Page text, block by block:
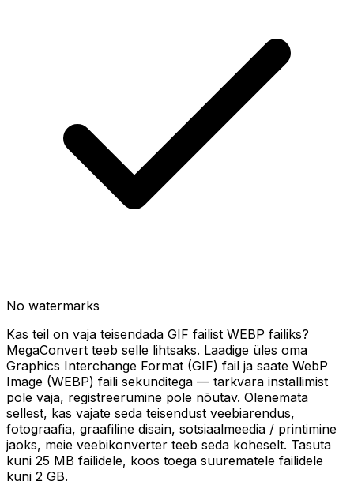
No watermarks
Kas teil on vaja teisendada GIF failist WEBP failiks?
MegaConvert teeb selle lihtsaks. Laadige üles oma
Graphics Interchange Format (GIF) fail ja saate WebP
Image (WEBP) faili sekunditega — tarkvara installimist
pole vaja, registreerumine pole nõutav. Olenemata
sellest, kas vajate seda teisendust veebiarendus,
fotograafia, graafiline disain, sotsiaalmeedia / printimine
jaoks, meie veebikonverter teeb seda koheselt. Tasuta
kuni 25 MB failidele, koos toega suurematele failidele
kuni 2 GB.